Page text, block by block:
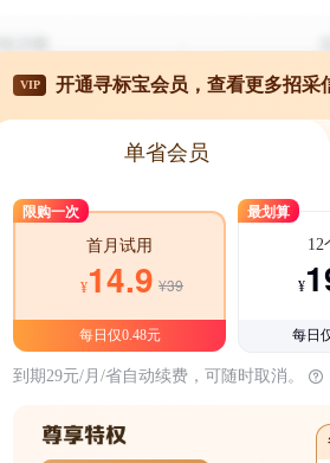
VIP 开通寻标宝会员，查看更多招采
单省会员
限购一次
首月试用
¥14.9 ¥39
每日仅0.48元
最划算
12
¥
每日
到期29元/月/省自动续费，可随时取消。